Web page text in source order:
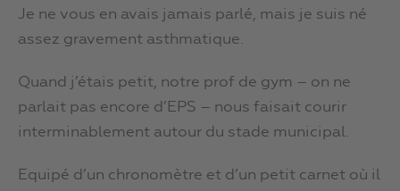
Je ne vous en avais jamais parlé, mais je suis né
assez gravement asthmatique.
Quand j’étais petit, notre prof de gym – on ne
parlait pas encore d’EPS – nous faisait courir
interminablement autour du stade municipal.
Equipé d’un chronomètre et d’un petit carnet où il